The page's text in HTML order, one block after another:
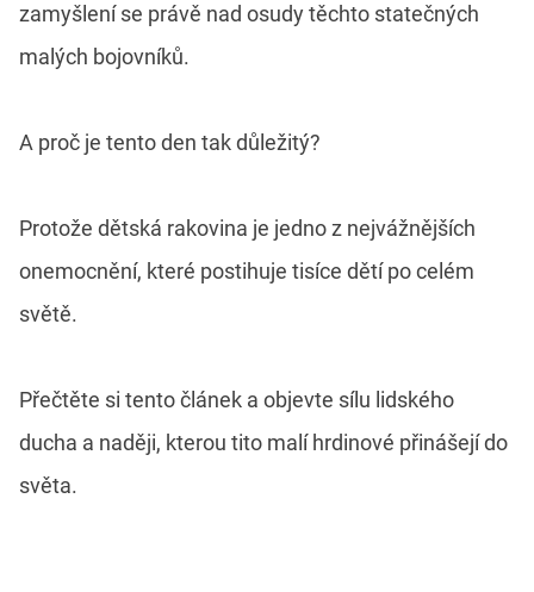
zamyšlení se právě nad osudy těchto statečných
malých bojovníků.
A proč je tento den tak důležitý?
Protože dětská rakovina je jedno z nejvážnějších
onemocnění, které postihuje tisíce dětí po celém
světě.
Přečtěte si tento článek a objevte sílu lidského
ducha a naději, kterou tito malí hrdinové přinášejí do
světa.